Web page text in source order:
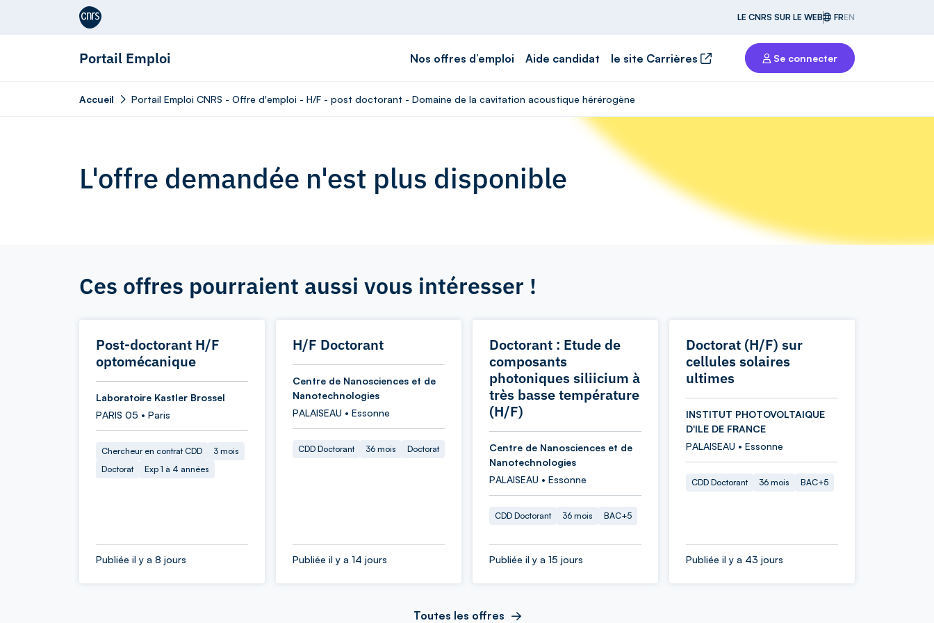
Aller au contenu
LE CNRS SUR LE WEB FREN
Portail Emploi Nos offres d’emploi Aide candidat le site Carrières Se connecter
Accueil Portail Emploi CNRS - Offre d'emploi - H/F - post doctorant - Domaine de la cavitation acoustique hérérogène
L'offre demandée n'est plus disponible
Ces offres pourraient aussi vous intéresser !
Post-doctorant H/F
optomécanique
Laboratoire Kastler Brossel
PARIS 05 • Paris
Chercheur en contrat CDD
3 mois
Doctorat
Exp 1 à 4 années
Publiée il y a 8 jours
H/F Doctorant
Centre de Nanosciences et de
Nanotechnologies
PALAISEAU • Essonne
CDD Doctorant 36 mois Doctorat
Publiée il y a 14 jours
Doctorant : Etude de
composants
photoniques siliicium à
très basse température
(H/F)
Centre de Nanosciences et de
Nanotechnologies
PALAISEAU • Essonne
CDD Doctorant 36 mois BAC+5
Publiée il y a 15 jours
Doctorat (H/F) sur
cellules solaires
ultimes
INSTITUT PHOTOVOLTAIQUE
D'ILE DE FRANCE
PALAISEAU • Essonne
CDD Doctorant 36 mois BAC+5
Publiée il y a 43 jours
Toutes les offres